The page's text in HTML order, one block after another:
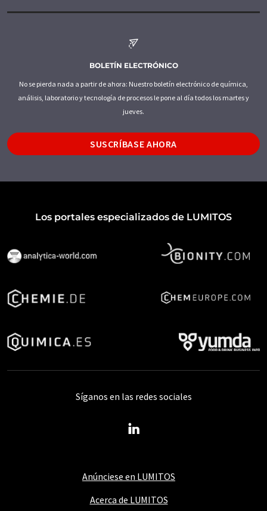
BOLETÍN ELECTRÓNICO
No se pierda nada a partir de ahora: Nuestro boletín electrónico de química,
análisis, laboratorio y tecnología de procesos le pone al día todos los martes y
jueves.
SUSCRÍBASE AHORA
Los portales especializados de LUMITOS
Anúnciese en LUMITOS
Acerca de LUMITOS
Síganos en las redes sociales